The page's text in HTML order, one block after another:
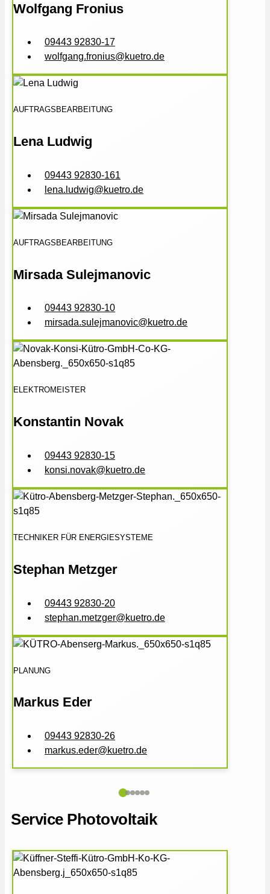
Wolfgang Fronius
09443 92830-17
wolfgang.fronius@kuetro.de
AUFTRAGSBEARBEITUNG
Lena Ludwig
09443 92830-161
lena.ludwig@kuetro.de
AUFTRAGSBEARBEITUNG
Mirsada Sulejmanovic
09443 92830-10
mirsada.sulejmanovic@kuetro.de
ELEKTROMEISTER
Konstantin Novak
09443 92830-15
konsi.novak@kuetro.de
TECHNIKER FÜR ENERGIESYSTEME
Stephan Metzger
09443 92830-20
stephan.metzger@kuetro.de
PLANUNG
Markus Eder
09443 92830-26
markus.eder@kuetro.de
Service Photovoltaik